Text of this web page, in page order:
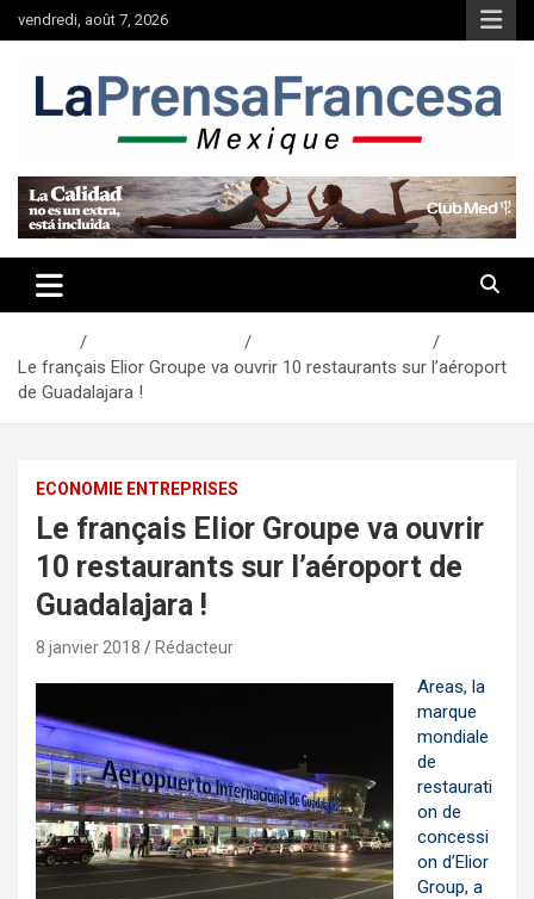
au
vendredi, août 7, 2026
Le français Elior Groupe va ouvrir 10 restaurants sur l’aéroport
de Guadalajara !
ECONOMIE ENTREPRISES
Le français Elior Groupe va ouvrir
10 restaurants sur l’aéroport de
Guadalajara !
8 janvier 2018 Rédacteur
Areas, la
marque
mondiale
de
restaurati
on de
concessi
on d’Elior
Group, a